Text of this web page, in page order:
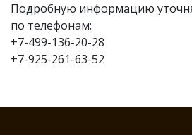
Подробную информацию
по телефонам:
+7-499-136-20-28
+7-925-261-63-52